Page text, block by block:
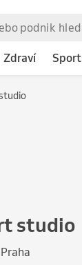
Zdraví Sport
studio